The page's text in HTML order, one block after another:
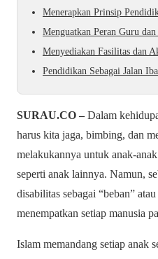
Menerapkan Prinsip
Menguatkan Peran Guru
Menyediakan Fasilitas dan
Pendidikan Sebagai Jalan
SURAU.CO – Dalam
harus kita jaga, bimbing, dan
melakukannya untuk anak-
seperti anak lainnya. Namun,
disabilitas sebagai “beban”
menempatkan setiap manusia
Islam memandang setiap anak